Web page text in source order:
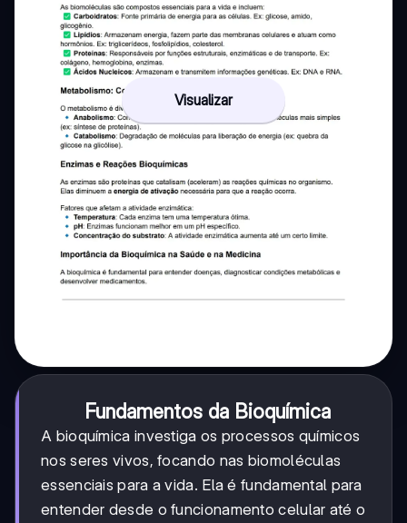
Visualizar
Fundamentos da Bioquímica
A bioquímica investiga os processos químicos
nos seres vivos, focando nas biomoléculas
essenciais para a vida. Ela é fundamental para
entender desde o funcionamento celular até o